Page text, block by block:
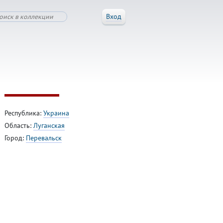
Вход
Республика: Украина
Область: Луганская
Город: Перевальск